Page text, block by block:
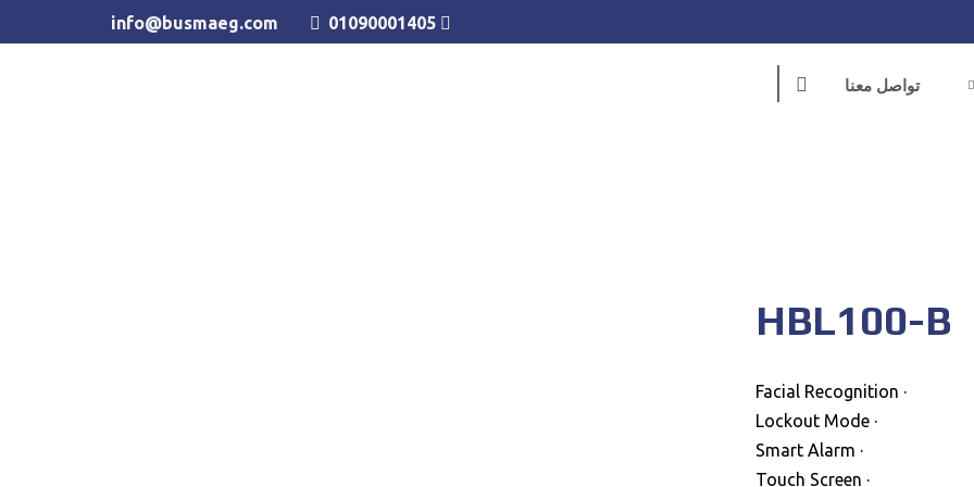
01090001405
تواصل معنا
HBL100-B
· Facial Recognition
· Lockout Mode
· Smart Alarm
· Touch Screen